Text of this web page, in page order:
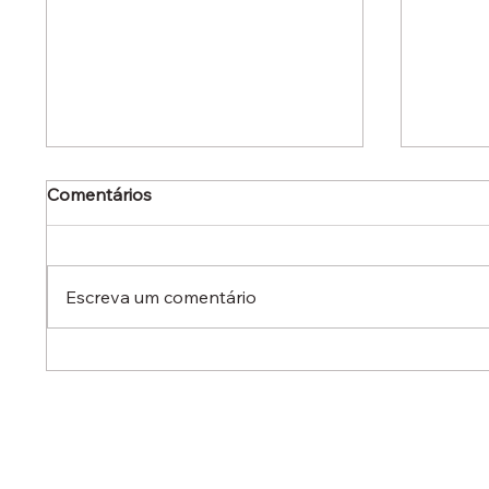
Comentários
Escreva um comentário